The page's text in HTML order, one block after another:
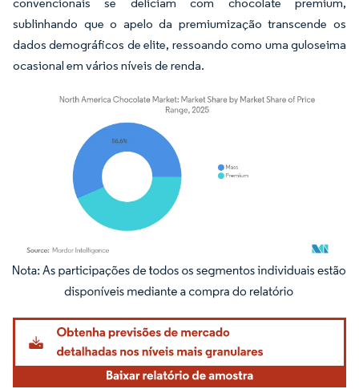
sublinhando que o apelo da premiumização transcende os
dados demográficos de elite, ressoando como uma guloseima
ocasional em vários níveis de renda.
Imagem © Mordor Intelligence. O reuso requer atribuição conforme CC BY 4.0.